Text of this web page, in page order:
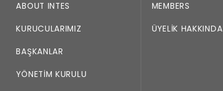
ABOUT INTES
KURUCULARIMIZ
BAŞKANLAR
YÖNETIM KURULU
MEMBERS
ÜYELIK HAKKINDA